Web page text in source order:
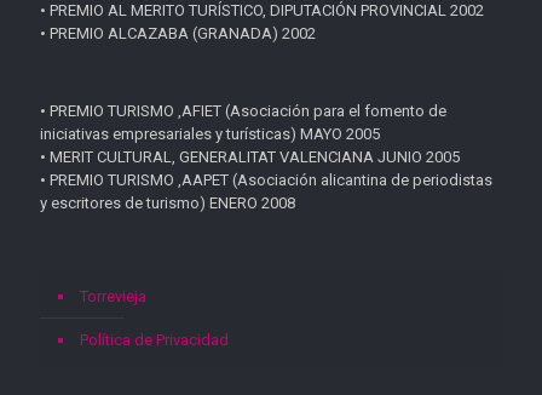
• PREMIO AL MERITO TURÍSTICO, DIPUTACIÓN PROVINCIAL 2002
• PREMIO ALCAZABA (GRANADA) 2002
• PREMIO TURISMO ,AFIET (Asociación para el fomento de
iniciativas empresariales y turísticas) MAYO 2005
• MERIT CULTURAL, GENERALITAT VALENCIANA JUNIO 2005
• PREMIO TURISMO ,AAPET (Asociación alicantina de periodistas
y escritores de turismo) ENERO 2008
Torrevieja
Política de Privacidad